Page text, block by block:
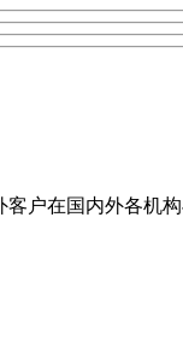
户在国内外各机构